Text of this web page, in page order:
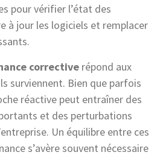
pour vérifier l’état des
à jour les logiciels et remplacer
corrective répond aux
surviennent. Bien que parfois
réactive peut entraîner des
et des perturbations
Un équilibre entre ces
s’avère souvent nécessaire